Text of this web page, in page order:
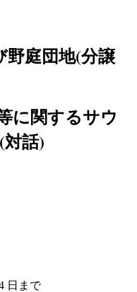
野庭団地(分譲
に関するサウ
話)
日まで